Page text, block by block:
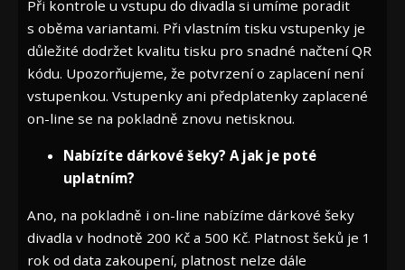
Při kontrole u vstupu do divadla si umíme poradit
s oběma variantami. Při vlastním tisku vstupenky je
důležité dodržet kvalitu tisku pro snadné načtení QR
kódu. Upozorňujeme, že potvrzení o zaplacení není
vstupenkou. Vstupenky ani předplatenky zaplacené
on-line se na pokladně znovu netisknou.
Nabízíte dárkové šeky? A jak je poté
uplatním?
Ano, na pokladně i on-line nabízíme dárkové šeky
divadla v hodnotě 200 Kč a 500 Kč. Platnost šeků je 1
rok od data zakoupení, platnost nelze dále